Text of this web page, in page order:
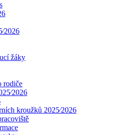
žáky
rodiče
kroužků 2025⁄2026